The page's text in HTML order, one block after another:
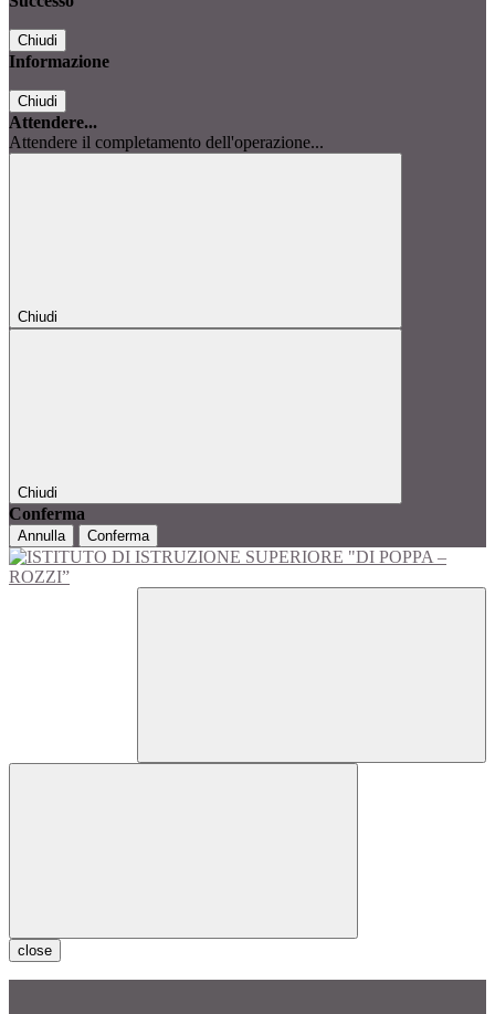
Chiudi
Informazione
Chiudi
Attendere...
Attendere il completamento dell'operazione...
Chiudi
Chiudi
Conferma
Annulla Conferma
close